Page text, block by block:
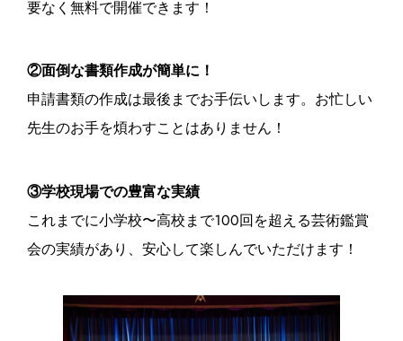
要なく無料で開催できます！
②面倒な書類作成が簡単に！
申請書類の作成は最後までお手伝いします。お忙しい
先生のお手を煩わすことはありません！
③学校現場での豊富な実績
これまでに小学校〜高校まで100回を超える芸術鑑賞
会の実績があり、安心して楽しんでいただけます！